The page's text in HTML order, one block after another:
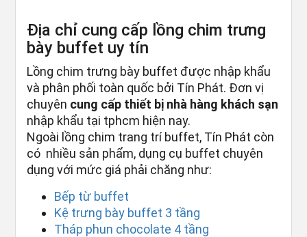
Địa chỉ cung cấp lồng chim trưng
bày buffet uy tín
Lồng chim trưng bày buffet được nhập khẩu
và phân phối toàn quốc bởi Tín Phát. Đơn vị
chuyên cung cấp thiết bị nhà hàng khách sạn
nhập khẩu tại tphcm hiện nay.
Ngoài lồng chim trang trí buffet, Tín Phát còn
có nhiều sản phẩm, dụng cụ buffet chuyên
dụng với mức giá phải chăng như:
Bếp từ buffet
Kệ trưng bày buffet 3 tầng
Tháp phun chocolate 4 tầng